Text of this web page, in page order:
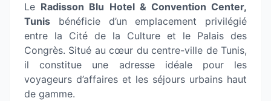
Le Radisson Blu Hotel & Convention Center,
Tunis bénéficie d’un emplacement privilégié
entre la Cité de la Culture et le Palais des
Congrès. Situé au cœur du centre-ville de Tunis,
il constitue une adresse idéale pour les
voyageurs d’affaires et les séjours urbains haut
de gamme.